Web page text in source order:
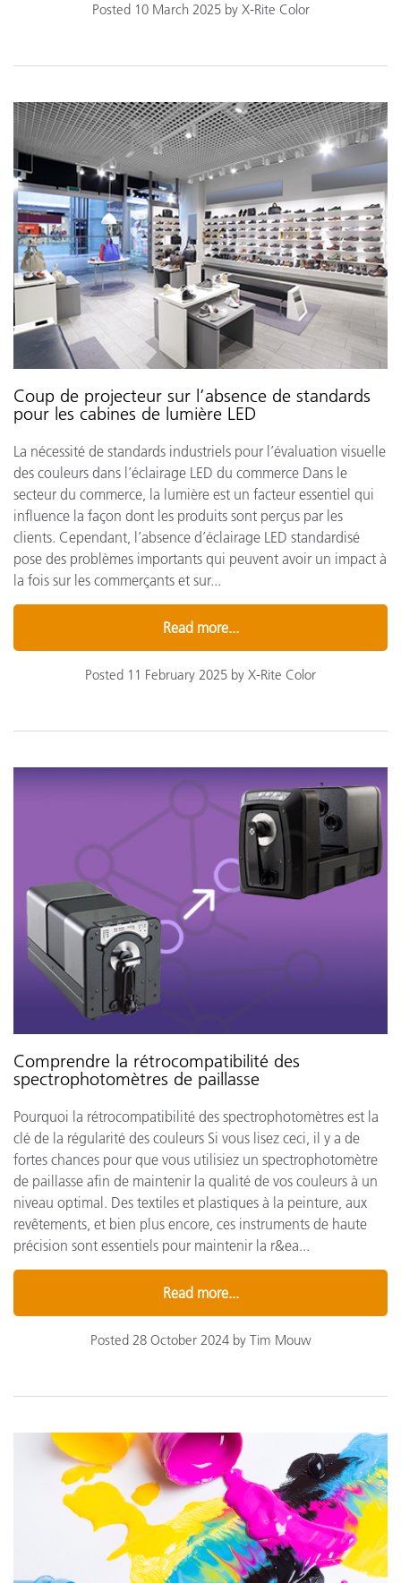
Posted 10 March 2025 by X-Rite Color
Coup de projecteur sur l’absence de standards
pour les cabines de lumière LED
La nécessité de standards industriels pour l’évaluation visuelle
des couleurs dans l’éclairage LED du commerce Dans le
secteur du commerce, la lumière est un facteur essentiel qui
influence la façon dont les produits sont perçus par les
clients. Cependant, l’absence d’éclairage LED standardisé
pose des problèmes importants qui peuvent avoir un impact à
la fois sur les commerçants et sur...
Read more...
Posted 11 February 2025 by X-Rite Color
Comprendre la rétrocompatibilité des
spectrophotomètres de paillasse
Pourquoi la rétrocompatibilité des spectrophotomètres est la
clé de la régularité des couleurs Si vous lisez ceci, il y a de
fortes chances pour que vous utilisiez un spectrophotomètre
de paillasse afin de maintenir la qualité de vos couleurs à un
niveau optimal. Des textiles et plastiques à la peinture, aux
revêtements, et bien plus encore, ces instruments de haute
précision sont essentiels pour maintenir la r&ea...
Read more...
Posted 28 October 2024 by Tim Mouw